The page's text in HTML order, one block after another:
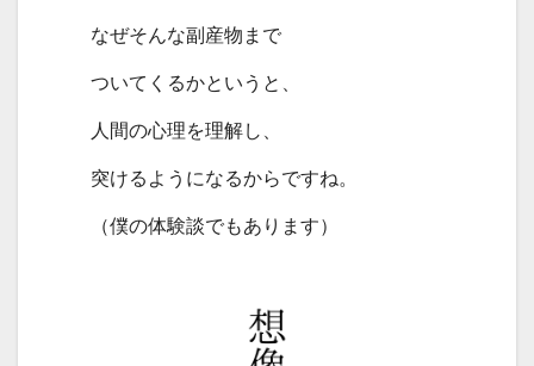
なぜそんな副産物まで
ついてくるかというと、
人間の心理を理解し、
突けるようになるからですね。
（僕の体験談でもあります）